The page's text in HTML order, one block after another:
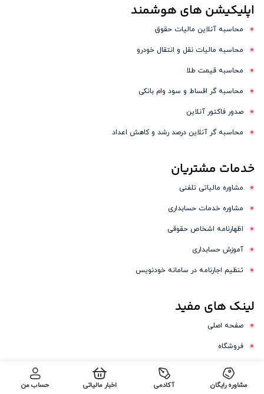
اپلیکیشن های هوشمند
محاسبه آنلاین مالیات حقوق
محاسبه مالیات نقل و انتقال خودرو
محاسبه قیمت طلا
محاسبه گر اقساط و سود وام بانکی
صدور فاکتور آنلاین
محاسبه گر آنلاین درصد رشد و کاهش اعداد
خدمات مشتریان
مشاوره مالیاتی تلفنی
مشاوره خدمات حسابداری
اظهارنامه اشخاص حقوقی
آموزش حسابداری
تنظیم اجارنامه در سامانه خودنویس
لینک های مفید
صفحه اصلی
فروشگاه
درباره ما
تماس با ما
مشاوره رایگان آکادمی اخبار مالیاتی حساب من